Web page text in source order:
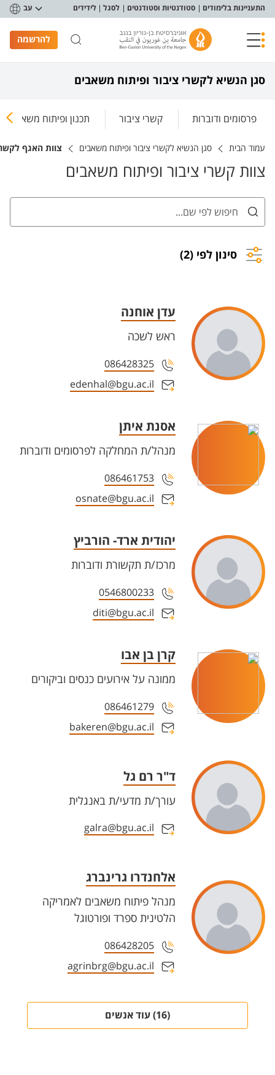
תפריט נגישות
התעניינות בלימודים סטודנטיות וסטודנטים לסגל לידידים עב
להרשמה
סגן הנשיא לקשרי ציבור ופיתוח משאבים
פרסומים ודוברות קשרי ציבור תכנון ופיתוח משאבים
עמוד הבית סגן הנשיא לקשרי ציבור ופיתוח משאבים צוות האגף
צוות קשרי ציבור ופיתוח משאבים
סינון לפי (2)
עדן אוחנה
ראש לשכה
086428325
edenhal@bgu.ac.il
אסנת איתן
מנהל/ת המחלקה לפרסומים ודוברות
086461753
osnate@bgu.ac.il
יהודית ארד- הורביץ
מרכז/ת תקשורת ודוברות
0546800233
diti@bgu.ac.il
קרן בן אבו
ממונה על אירועים כנסים וביקורים
086461279
bakeren@bgu.ac.il
ד"ר רם גל
עורך/ת מדעי/ת באנגלית
galra@bgu.ac.il
אלחנדרו גרינברג
מנהל פיתוח משאבים לאמריקה
הלטינית ספרד ופורטוגל
086428205
agrinbrg@bgu.ac.il
(16) עוד אנשים